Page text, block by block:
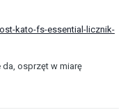
kato-fs-essential-licznik-
da, osprzęt w miarę